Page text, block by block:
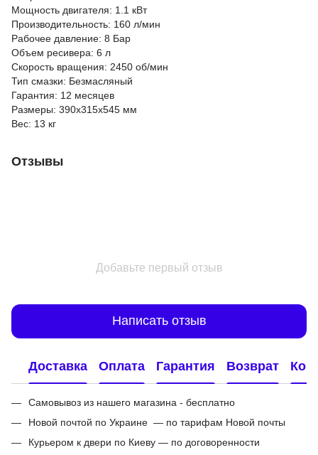
Мощность двигателя: 1.1 кВт
Производительность: 160 л/мин
Рабочее давление: 8 Бар
Объем ресивера: 6 л
Скорость вращения: 2450 об/мин
Тип смазки: Безмасляный
Гарантия: 12 месяцев
Размеры: 390x315x545 мм
Вес: 13 кг
Отзывы
Добавьте первый отзыв
Написать отзыв
Доставка Оплата Гарантия Возврат
Самовывоз из нашего магазина - бесплатно
Новой почтой по Украине — по тарифам Новой почты
Курьером к двери по Киеву — по договоренности